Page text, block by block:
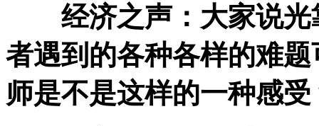
经济之声：大家说
者遇到的各种各样的难
师是不是这样的一种感受